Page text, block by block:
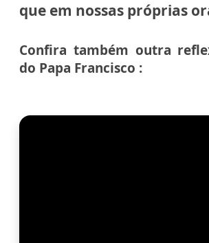
que em nossas próprias
Confira também outra
do Papa Francisco :